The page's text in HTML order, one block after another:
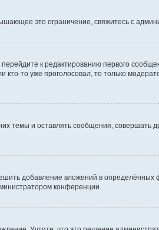
это ограничение, свяжитесь с
к редактированию первого
кто-то уже проголосовал, то только
темы и оставлять сообщения, совершать
добавление вложений в определённых
конференции.